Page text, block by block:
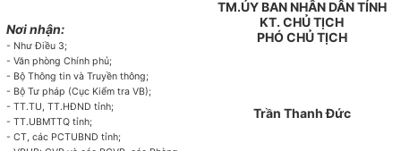
Nơi nhận:
- Như Điều 3;
- Văn phòng Chính phủ;
- Bộ Thông tin và Truyền thông;
- Bộ Tư pháp (Cục Kiểm tra VB);
- TT.TU, TT.HĐND tỉnh;
- TT.UBMTTQ tỉnh;
- CT, các PCTUBND tỉnh;
TM.ỦY BAN NHÂN DÂN TỈNH
KT. CHỦ TỊCH
PHÓ CHỦ TỊCH
Trần Thanh Đức